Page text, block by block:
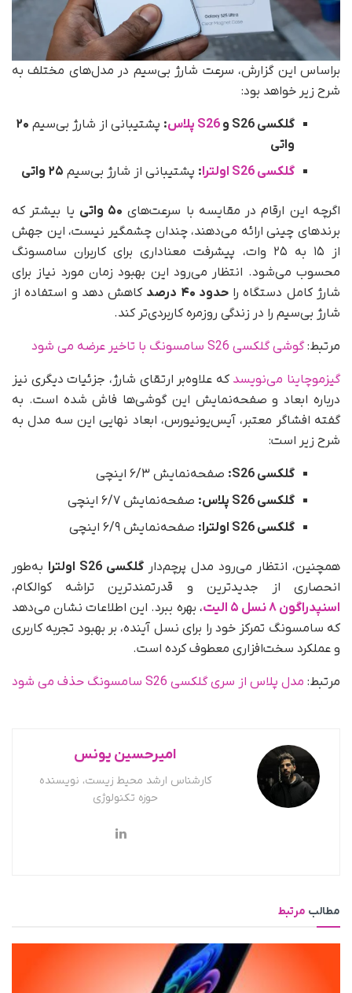
براساس این گزارش، سرعت شارژ بی‌سیم در مدل‌های مختلف به
شرح زیر خواهد بود:
گلکسی S26 و S26 پلاس : پشتیبانی از شارژ بی‌سیم ۲۰
واتی
گلکسی S26 اولترا
: پشتیبانی از شارژ بی‌سیم ۲۵ واتی
اگرچه این ارقام در مقایسه با سرعت‌های ۵۰ واتی
یا بیشتر که
برندهای چینی ارائه می‌دهند، چندان چشمگیر نیست، این جهش
از ۱۵ به ۲۵ وات، پیشرفت معناداری برای کاربران سامسونگ
محسوب می‌شود. انتظار می‌رود این بهبود زمان مورد نیاز برای
شارژ کامل دستگاه راحدود ۴۰ درصد
کاهش دهد و استفاده از
شارژ بی‌سیم را در زندگی روزمره کاربردی‌تر کند.
مرتبط:گوشی گلکسی S26 سامسونگ با تاخیر عرضه می شود
گیزموچاینا می‌نویسد که علاوه‌بر ارتقای شارژ، جزئیات دیگری نیز
درباره ابعاد و صفحه‌نمایش این گوشی‌ها فاش شده است. به
گفته افشاگر معتبر، آیس‌یونیورس، ابعاد نهایی این سه مدل به
شرح زیر است:
گلکسی S26:
صفحه‌نمایش ۶/۳ اینچی
گلکسی S26 پلاس:
صفحه‌نمایش ۶/۷ اینچی
گلکسی S26 اولترا:
صفحه‌نمایش ۶/۹ اینچی
همچنین، انتظار می‌رود مدل پرچم‌دار گلکسی S26 اولترا
به‌طور
انحصاری از جدیدترین و قدرتمندترین تراشه کوالکام،
اسنپدراگون ۸ نسل ۵ الیت
، بهره ببرد. این اطلاعات نشان می‌دهد
که سامسونگ تمرکز خود را برای نسل آینده، بر بهبود تجربه کاربری
و عملکرد سخت‌افزاری معطوف کرده است.
مرتبط: مدل پلاس از سری گلکسی S26 سامسونگ حذف می شود
امیرحسین یونس
کارشناس ارشد محیط زیست، نویسنده
حوزه تکنولوژی
مطالب مرتبط